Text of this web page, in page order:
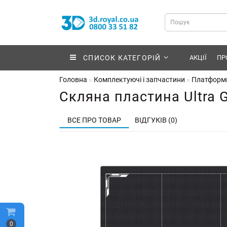
0
СПИСОК КАТЕГОРІЙ АКЦІЇ
Головна Комплектуючі і запчастини
Скляна пластина Ultra
ВСЕ ПРО ТОВАР ВІДГУКІВ (0)